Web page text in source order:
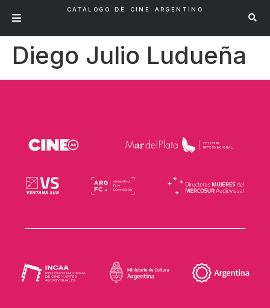
CATÁLOGO DE CINE ARGENTINO
Diego Julio Ludueña